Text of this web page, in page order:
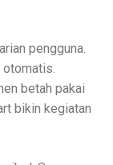
pengguna.
betah pakai
bikin kegiatan